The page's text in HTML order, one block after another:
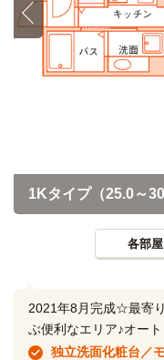
1Kタイプ（25.0～
各部
2021年8月完成☆最寄
ぶ便利なエリア♪オー
独立洗面化粧台／